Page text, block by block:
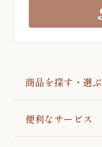
商品を探す・選ぶ
便利なサービス